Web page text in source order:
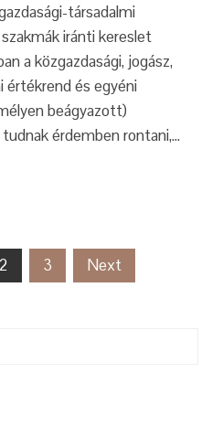
társadalmi
iránti kereslet
a közgazdasági, jogász,
értékrend és egyéni
beágyazott)
érdemben rontani,…
2 3 Next